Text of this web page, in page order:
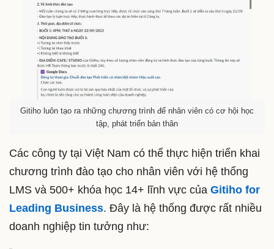
Gitiho luôn tạo ra những chương trình để nhân viên có cơ hội học
tập, phát triển bản thân
Các công ty tại Việt Nam có thể thực hiện triển khai
chương trình đào tạo cho nhân viên với hệ thống
LMS và 500+ khóa học 14+ lĩnh vực của Gitiho for
Leading Business. Đây là hệ thống được rất nhiều
doanh nghiệp tin tưởng như: